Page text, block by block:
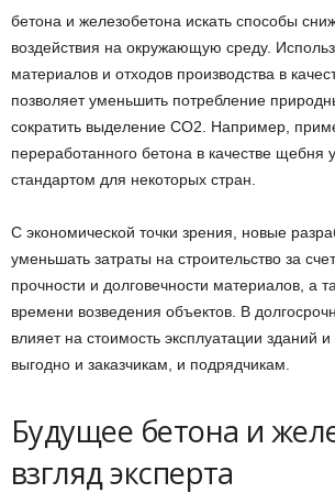
бетона и железобетона искать способы
воздействия на окружающую среду.
материалов и отходов производства в
позволяет уменьшить потребление
сократить выделение CO2. Например,
переработанного бетона в качестве щебня
стандартом для некоторых стран.
С экономической точки зрения, новые
уменьшать затраты на строительство за
прочности и долговечности материалов, а
времени возведения объектов. В
влияет на стоимость эксплуатации зданий
выгодно и заказчикам, и подрядчикам.
Будущее бетона и
взгляд эксперта